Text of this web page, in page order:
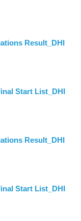
Result_DHI
Start List_DHI
Result_DHI
Start List_DHI